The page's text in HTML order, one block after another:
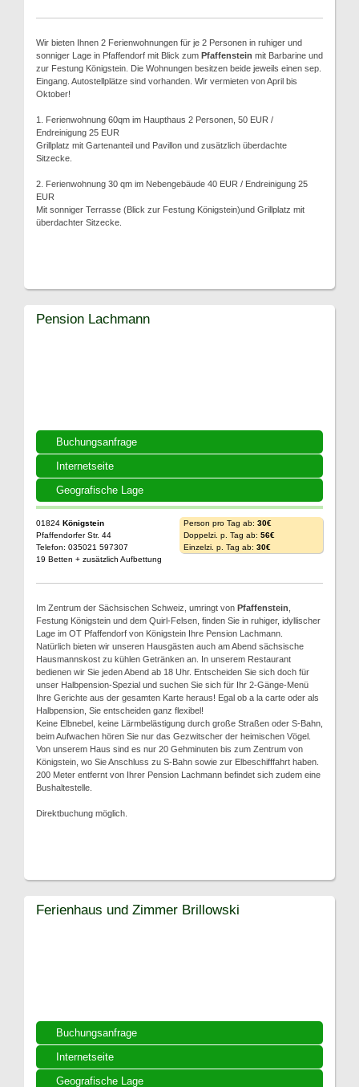
Wir bieten Ihnen 2 Ferienwohnungen für je 2 Personen in ruhiger und
sonniger Lage in Pfaffendorf mit Blick zum Pfaffenstein mit Barbarine und
zur Festung Königstein. Die Wohnungen besitzen beide jeweils einen sep.
Eingang. Autostellplätze sind vorhanden. Wir vermieten von April bis
Oktober!
1. Ferienwohnung 60qm im Haupthaus 2 Personen, 50 EUR /
Endreinigung 25 EUR
Grillplatz mit Gartenanteil und Pavillon und zusätzlich überdachte
Sitzecke.
2. Ferienwohnung 30 qm im Nebengebäude 40 EUR / Endreinigung 25
EUR
Mit sonniger Terrasse (Blick zur Festung Königstein)und Grillplatz mit
überdachter Sitzecke.
Buchungsanfrage
Internetseite
Geografische Lage
Pension Lachmann
01824 Königstein
Pfaffendorfer Str. 44
Telefon: 035021 597307
19 Betten + zusätzlich Aufbettung
Person pro Tag ab: 30€
Doppelzi. p. Tag ab: 56€
Einzelzi. p. Tag ab: 30€
Im Zentrum der Sächsischen Schweiz, umringt von Pfaffenstein
Festung Königstein und dem Quirl-Felsen, finden Sie in ruhiger, idyllischer
Lage im OT Pfaffendorf von Königstein Ihre Pension Lachmann.
Natürlich bieten wir unseren Hausgästen auch am Abend sächsische
Hausmannskost zu kühlen Getränken an. In unserem Restaurant
bedienen wir Sie jeden Abend ab 18 Uhr. Entscheiden Sie sich doch für
unser Halbpension-Spezial und suchen Sie sich für Ihr 2-Gänge-Menü
Ihre Gerichte aus der gesamten Karte heraus! Egal ob a la carte oder als
Halbpension, Sie entscheiden ganz flexibel!
Keine Elbnebel, keine Lärmbelästigung durch große Straßen oder S-Bahn,
beim Aufwachen hören Sie nur das Gezwitscher der heimischen Vögel.
Von unserem Haus sind es nur 20 Gehminuten bis zum Zentrum von
Königstein, wo Sie Anschluss zu S-Bahn sowie zur Elbeschifffahrt haben.
200 Meter entfernt von Ihrer Pension Lachmann befindet sich zudem eine
Bushaltestelle.
Direktbuchung möglich.
Buchungsanfrage
Internetseite
Geografische Lage
Ferienhaus und Zimmer Brillowski